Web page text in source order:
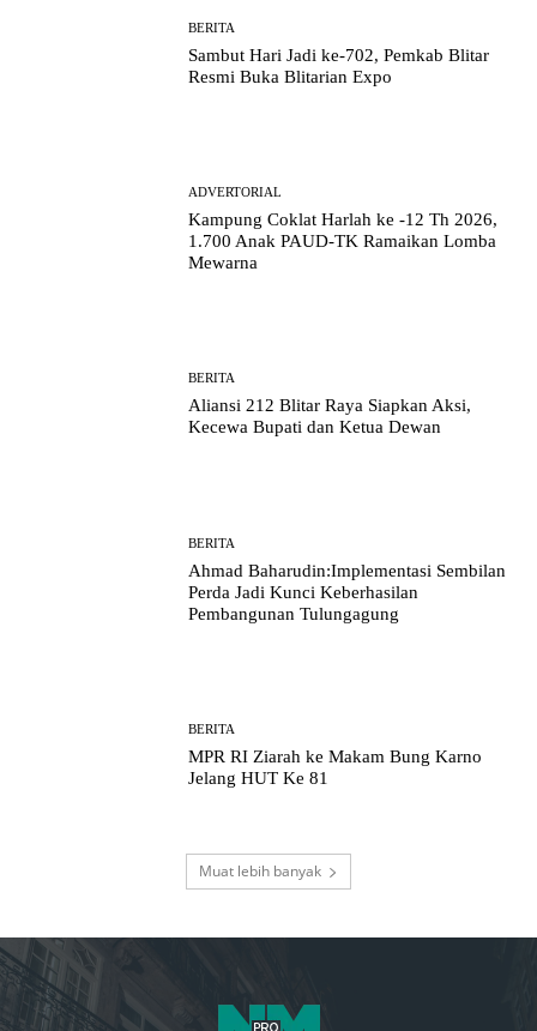
BERITA
Sambut Hari Jadi ke-702, Pemkab Blitar
Resmi Buka Blitarian Expo
ADVERTORIAL
Kampung Coklat Harlah ke -12 Th 2026,
1.700 Anak PAUD-TK Ramaikan Lomba
Mewarna
BERITA
Aliansi 212 Blitar Raya Siapkan Aksi,
Kecewa Bupati dan Ketua Dewan
BERITA
Ahmad Baharudin:Implementasi Sembilan
Perda Jadi Kunci Keberhasilan
Pembangunan Tulungagung
BERITA
MPR RI Ziarah ke Makam Bung Karno
Jelang HUT Ke 81
Muat lebih banyak